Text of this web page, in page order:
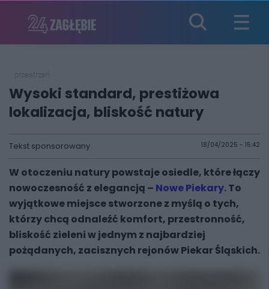
Wysoki standard, prestiżowa
lokalizacja, bliskość natury
Tekst sponsorowany 18/04/2025 - 15:42
W otoczeniu natury powstaje osiedle, które łączy
nowoczesność z elegancją – Nowe Piekary. To
wyjątkowe miejsce stworzone z myślą o tych,
którzy chcą odnaleźć komfort, przestronność,
bliskość zieleni w jednym z najbardziej
pożądanych, zacisznych rejonów Piekar Śląskich.